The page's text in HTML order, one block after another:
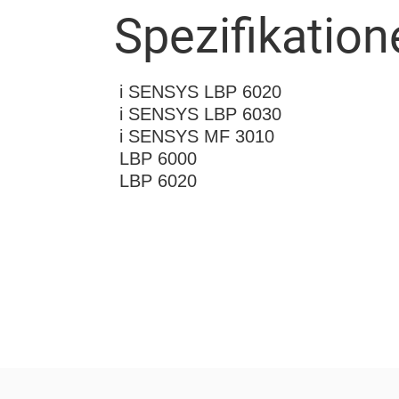
i SENSYS LBP 6020
i SENSYS LBP 6030
i SENSYS MF 3010
LBP 6000
LBP 6020